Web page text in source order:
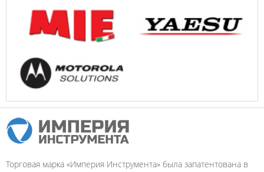
Торговая марка «Империя Инструмента» была запатентована в